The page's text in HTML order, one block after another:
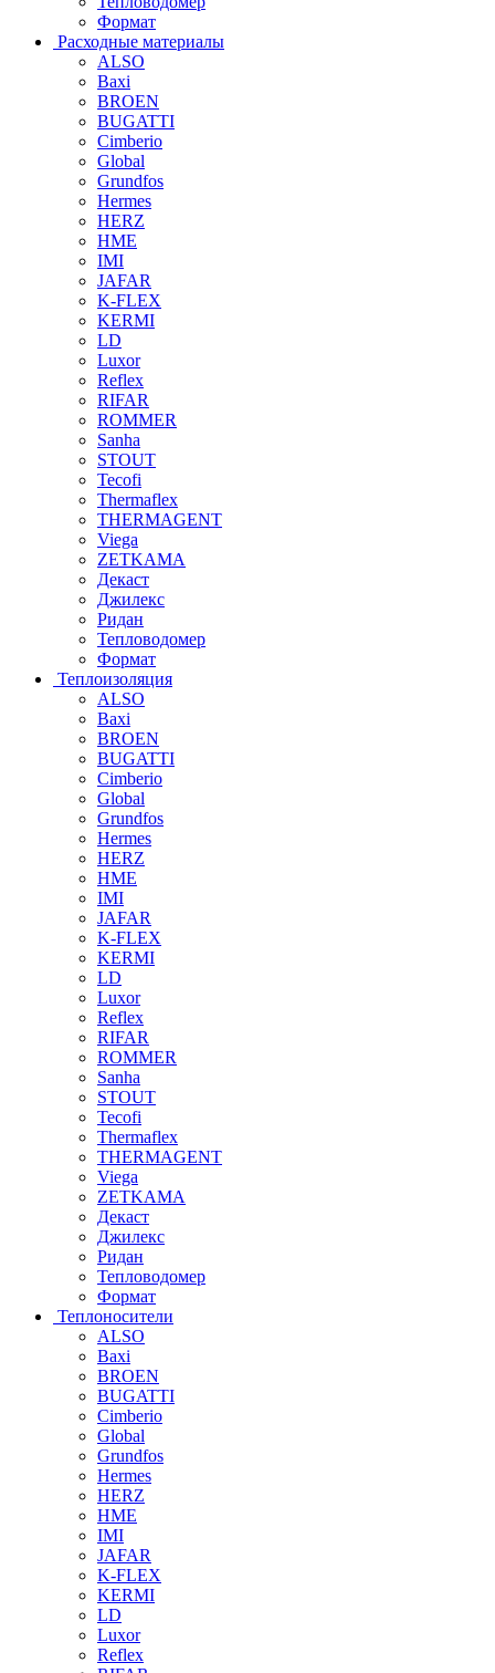
Формат
Расходные материалы
ALSO
Baxi
BROEN
BUGATTI
Cimberio
Global
Grundfos
Hermes
HERZ
HME
IMI
JAFAR
K-FLEX
KERMI
LD
Luxor
Reflex
RIFAR
ROMMER
Sanha
STOUT
Tecofi
Thermaflex
THERMAGENT
Viega
ZETKAMA
Декаст
Джилекс
Ридан
Тепловодомер
Формат
Теплоизоляция
ALSO
Baxi
BROEN
BUGATTI
Cimberio
Global
Grundfos
Hermes
HERZ
HME
IMI
JAFAR
K-FLEX
KERMI
LD
Luxor
Reflex
RIFAR
ROMMER
Sanha
STOUT
Tecofi
Thermaflex
THERMAGENT
Viega
ZETKAMA
Декаст
Джилекс
Ридан
Тепловодомер
Формат
Теплоносители
ALSO
Baxi
BROEN
BUGATTI
Cimberio
Global
Grundfos
Hermes
HERZ
HME
IMI
JAFAR
K-FLEX
KERMI
LD
Luxor
Reflex